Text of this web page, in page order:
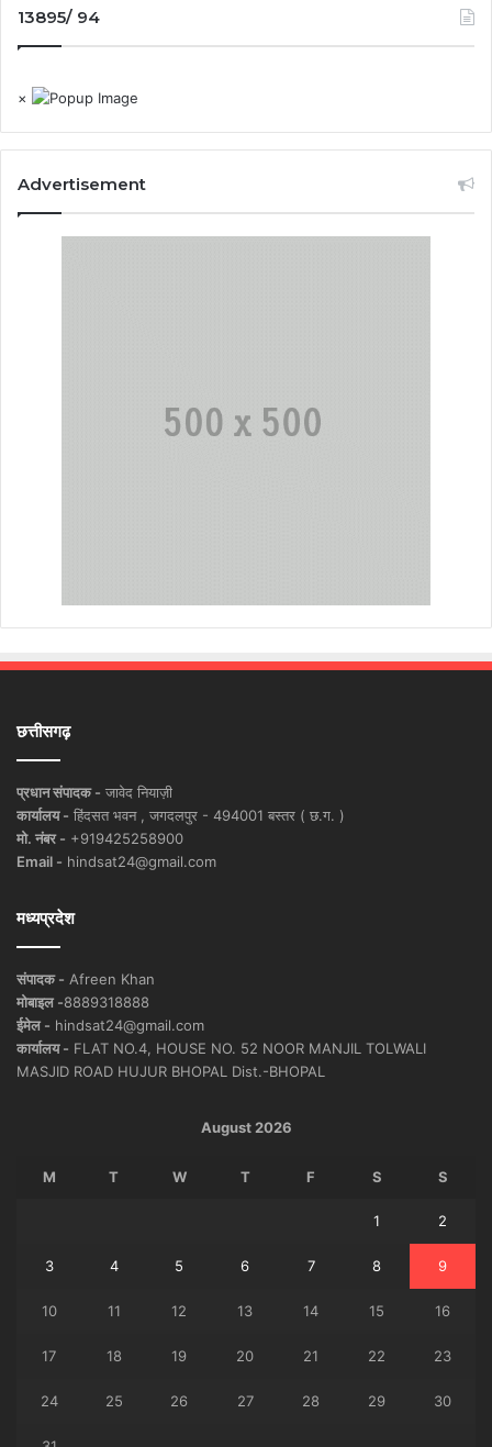
13895/ 94
×
Advertisement
छत्तीसगढ़
प्रधान संपादक - जावेद नियाज़ी
कार्यालय - हिंदसत भवन , जगदलपुर - 494001 बस्तर ( छ.ग. )
मो. नंबर - +919425258900
Email - hindsat24@gmail.com
मध्यप्रदेश
संपादक - Afreen Khan
मोबाइल -8889318888
ईमेल - hindsat24@gmail.com
कार्यालय - FLAT NO.4, HOUSE NO. 52 NOOR MANJIL TOLWALI
MASJID ROAD HUJUR BHOPAL Dist.-BHOPAL
August 2026
M T W T F S S
1 2
3 4 5 6 7 8 9
10 11 12 13 14 15 16
17 18 19 20 21 22 23
24 25 26 27 28 29 30